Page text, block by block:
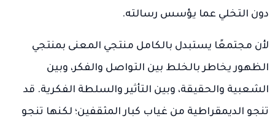
دون التخلي عما يؤسس رسالته.
لأن مجتمعًا يستبدل بالكامل منتجي المعنى بمنتجي
الظهور يخاطر بالخلط بين التواصل والفكر، وبين
الشعبية والحقيقة، وبين التأثير والسلطة الفكرية. قد
تنجو الديمقراطية من غياب كبار المثقفين؛ لكنها تنجو